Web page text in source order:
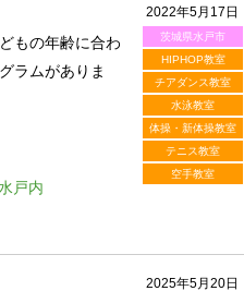
2022年5月17日
茨城県水戸市
HIPHOP教室
チアダンス教室
水泳教室
体操・新体操教室
テニス教室
空手教室
もの年齢に合わ
ラムがありま
戸内
2025年5月20日